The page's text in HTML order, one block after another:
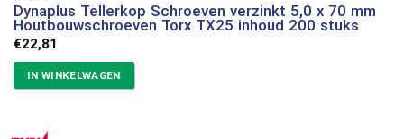
Dynaplus Tellerkop Schroeven verzinkt 5,0 x 70 mm
Houtbouwschroeven Torx TX25 inhoud 200 stuks
€22,81
IN WINKELWAGEN